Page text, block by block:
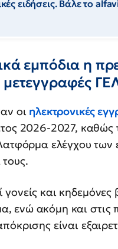
ειδήσεις. Βάλε το
εμπόδια η
μετεγγραφές
οι ηλεκτρονικές
2026-2027,
ελέγχου
και
ενώ ακόμη και στις
είναι